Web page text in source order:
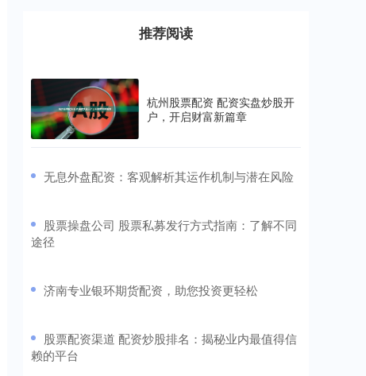
推荐阅读
杭州股票配资 配资实盘炒股开
户，开启财富新篇章
​无息外盘配资：客观解析其运作机制与潜在风险
​股票操盘公司 股票私募发行方式指南：了解不同
途径
​济南专业银环期货配资，助您投资更轻松
​股票配资渠道 配资炒股排名：揭秘业内最值得信
赖的平台